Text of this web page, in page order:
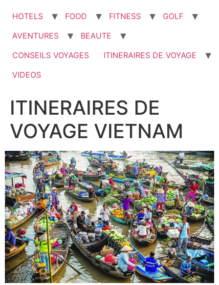
HOTELS FOOD FITNESS
GOLF
AVENTURES
BEAUTE
CONSEILS VOYAGES
ITINERAIRES DE VOYAGE
VIDEOS
ITINERAIRES DE
VOYAGE VIETNAM